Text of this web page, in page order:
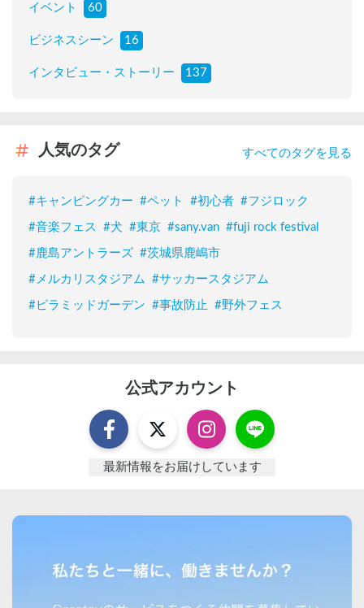
イベント 60
ビジネスシーン 16
インタビュー・ストーリー 137
人気のタグ すべてのタグを見る
#キャンピングカー #ペット #初心者 #フジロック
#音楽フェス #犬 #東京 #sany.van #fuji rock festival
#鹿島アントラーズ #茨城県鹿嶋市
# メルカリスタジアム #サッカースタジアム
#ピラミッドガーデン #事故防止 #野外フェス
公式アカウント
最新情報をお届けしています